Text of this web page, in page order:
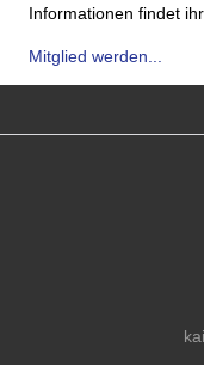
Informationen findet
Mitglied werden...